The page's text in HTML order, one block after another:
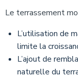
Le terrassement
L’utilisation de
limite la
L’ajout de
naturelle du